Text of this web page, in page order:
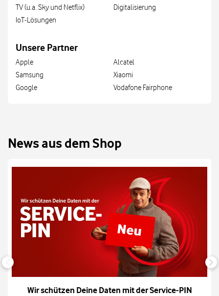
TV (u.a. Sky und Netflix)
IoT-Lösungen
Digitalisierung
Unsere Partner
Apple
Samsung
Google
Alcatel
Xiaomi
Vodafone Fairphone
News aus dem Shop
Wir schützen Deine Daten mit der Service-PIN